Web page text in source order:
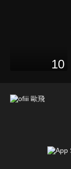
10